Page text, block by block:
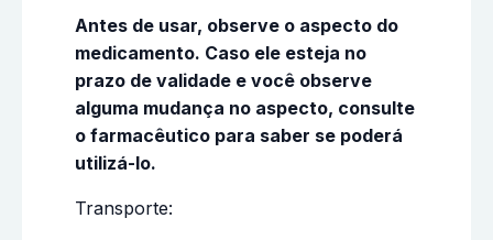
Antes de usar, observe o aspecto do
medicamento. Caso ele esteja no
prazo de validade e você observe
alguma mudança no aspecto, consulte
o farmacêutico para saber se poderá
utilizá-lo.
Transporte: